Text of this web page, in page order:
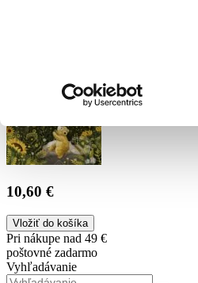
10,60 €
Vložiť do košíka
Pri nákupe nad 49 €
poštovné zadarmo
Vyhľadávanie